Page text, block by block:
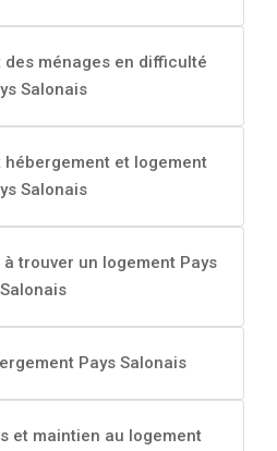
ménages en difficulté
Salonais
et logement
Salonais
trouver un logement Pays
Salonais
Pays Salonais
et maintien au logement